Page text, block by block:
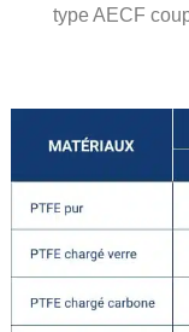
type AECF